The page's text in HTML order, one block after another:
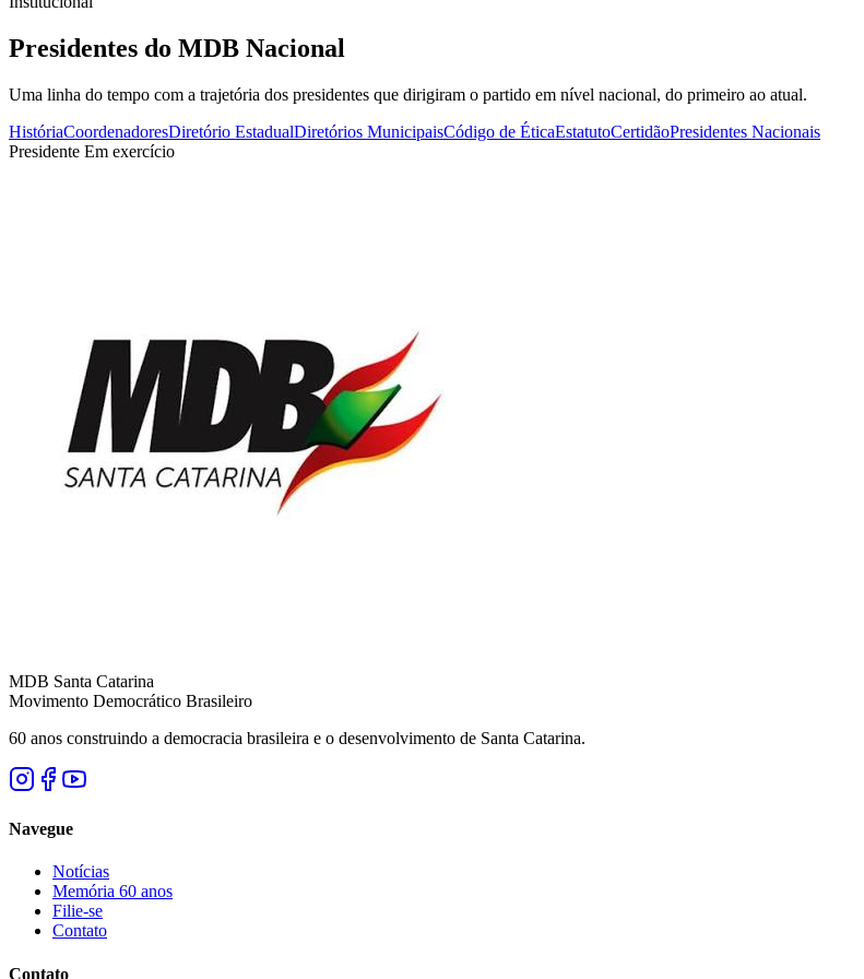
Presidentes do MDB Nacional
Uma linha do tempo com a trajetória dos presidentes que dirigiram o partido em nível nacional, do primeiro ao atual.
HistóriaCoordenadoresDiretório EstadualDiretórios MunicipaisCódigo de ÉticaEstatutoCertidãoPresidentes Nacionais
Presidente Em exercício
MDB Santa Catarina
Movimento Democrático Brasileiro
60 anos construindo a democracia brasileira e o desenvolvimento de Santa Catarina.
Navegue
Notícias
Memória 60 anos
Filie-se
Contato
Contato